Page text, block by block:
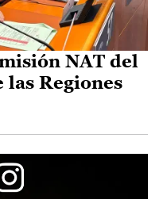
NAT del
las Regiones